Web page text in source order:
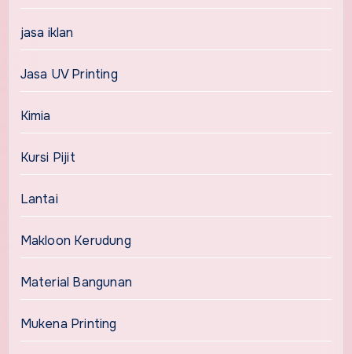
jasa iklan
Jasa UV Printing
Kimia
Kursi Pijit
Lantai
Makloon Kerudung
Material Bangunan
Mukena Printing